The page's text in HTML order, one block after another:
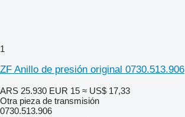
1
ZF Anillo de presión original 0730.513.906
ARS 25.930 EUR 15 ≈ US$ 17,33
Otra pieza de transmisión
0730.513.906